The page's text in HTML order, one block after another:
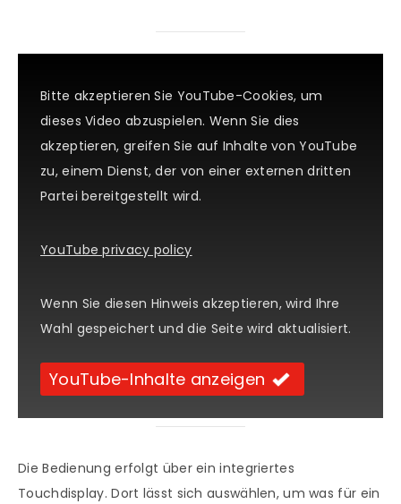
Bitte akzeptieren Sie YouTube-Cookies, um
dieses Video abzuspielen. Wenn Sie dies
akzeptieren, greifen Sie auf Inhalte von YouTube
zu, einem Dienst, der von einer externen dritten
Partei bereitgestellt wird.
YouTube privacy policy
Wenn Sie diesen Hinweis akzeptieren, wird Ihre
Wahl gespeichert und die Seite wird aktualisiert.
YouTube-Inhalte anzeigen
Die Bedienung erfolgt über ein integriertes
Touchdisplay. Dort lässt sich auswählen, um was für ein